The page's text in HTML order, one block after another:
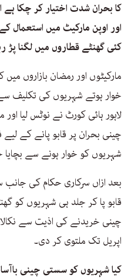
کا بحران شدت اختیار کر چکا ہے
اور اوپن مارکیٹ میں استعمال
کئی گھنٹے قطاروں میں لگنا پڑ
مارکیٹوں اور رمضان بازاروں
خوار ہوتے شہریوں کی تکلیف
لاہور ہائی کورٹ نے نوٹس لیا
چینی بحران پر قابو پانے کے
شہریوں کو خوار ہونے سے بچایا
بعد ازاں سرکاری حکام کی جانب
قابو پا کر جلد ہی شہریوں کو
اپریل تک ملتوی کر دی۔
کیا شہریوں کو سستی چینی